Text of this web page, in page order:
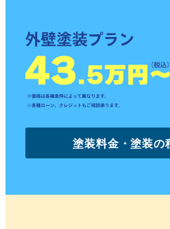
塗装料金・塗装の